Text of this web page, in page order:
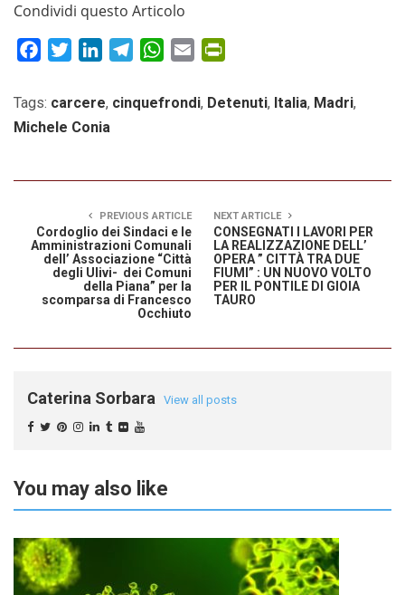
Condividi questo Articolo
FacebookTwitterLinkedInTelegramWhatsApp
Email
Tags: carcere, cinquefrondi, Detenuti, Italia, Madri,
Michele Conia
PREVIOUS ARTICLE
Cordoglio dei Sindaci e le
Amministrazioni Comunali
dell’ Associazione “Città
degli Ulivi- dei Comuni
della Piana” per la
scomparsa di Francesco
Occhiuto
NEXT ARTICLE
CONSEGNATI I LAVORI PER
LA REALIZZAZIONE DELL’
OPERA ” CITTÀ TRA DUE
FIUMI” : UN NUOVO VOLTO
PER IL PONTILE DI GIOIA
TAURO
Caterina Sorbara View all posts
You may also like